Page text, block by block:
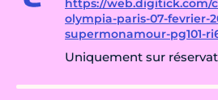
https://web.digitick.com/
olympia-paris-07-fevrier-
supermonamour-pg101-
Uniquement sur